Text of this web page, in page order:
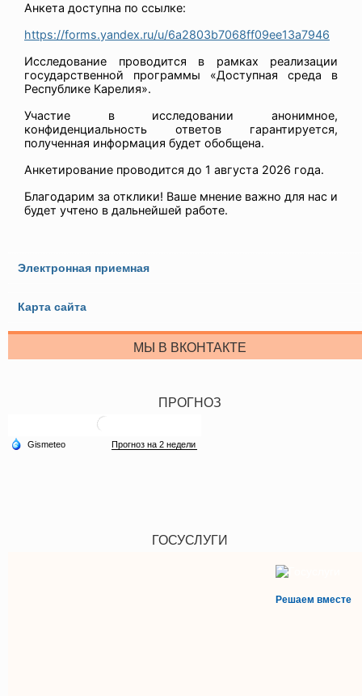
Анкета доступна по ссылке:
https://forms.yandex.ru/u/6a2803b7068ff09ee13a7946
Исследование проводится в рамках реализации
государственной программы «Доступная среда в
Республике Карелия».
Участие в исследовании анонимное,
конфиденциальность ответов гарантируется,
полученная информация будет обобщена.
Анкетирование проводится до 1 августа 2026 года.
Благодарим за отклики! Ваше мнение важно для нас и
будет учтено в дальнейшей работе.
Электронная приемная
Карта сайта
МЫ В ВКОНТАКТЕ
ПРОГНОЗ
ГОСУСЛУГИ
Решаем вместе